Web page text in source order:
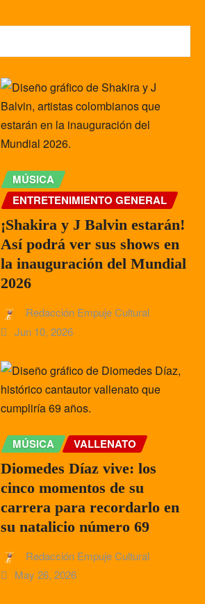
MÚSICA
ENTRETENIMIENTO GENERAL
¡Shakira y J Balvin estarán!
Así podrá ver sus shows en
la inauguración del Mundial
2026
Redacción Empuje Cultural
Jun 10, 2026
MÚSICA VALLENATO
Diomedes Díaz vive: los
cinco momentos de su
carrera para recordarlo en
su natalicio número 69
Redacción Empuje Cultural
May 26, 2026